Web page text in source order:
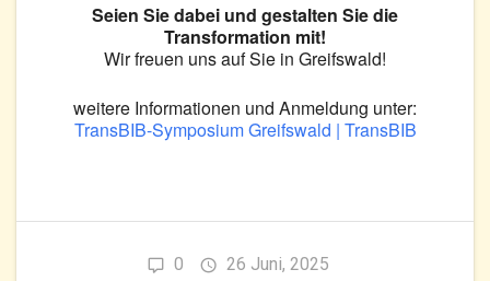
Seien Sie dabei und gestalten Sie die
Transformation mit!
Wir freuen uns auf Sie in Greifswald!
weitere Informationen und Anmeldung unter:
TransBIB-Symposium Greifswald | TransBIB
0 26 Juni, 2025